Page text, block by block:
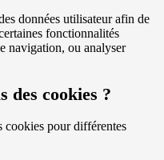
données utilisateur afin de
fonctionnalités
navigation, ou analyser
des cookies ?
cookies pour différentes